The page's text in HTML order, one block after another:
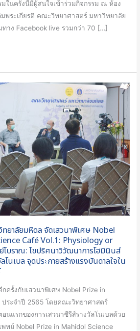
มในครั้งนี้มีผู้สนใจเข้าร่วมกิจกรรม ณ ห้อง
มพระเกียรติ คณะวิทยาศาสตร์ มหาวิทยาลัย
าง Facebook live รวมกว่า 70 […]
ยาลัยมหิดล จัดเสวนาพิเศษ Nobel
Café Vol.1: Physiology or
บราณ: ไขปริศนาวิวัฒนาการโฮมินินส์
โนเบล จุดประกายสร้างแรงบันดาลใจใน
ครั้งกับเสวนาพิเศษ Nobel Prize in
ประจำปี 2565 โดยคณะวิทยาศาสตร์
นแรกของการเสวนาซีรีส์รางวัลโนเบลด้วย
ทย์ Nobel Prize in Mahidol Science